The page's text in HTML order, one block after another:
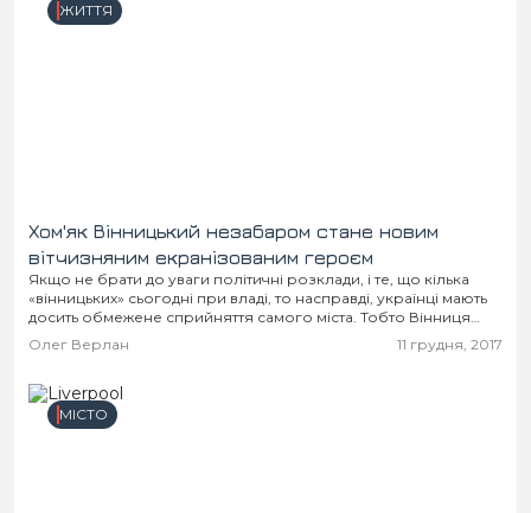
ЖИТТЯ
Хом'як Вінницький незабаром стане новим
вітчизняним екранізованим героєм
Якщо не брати до уваги політичні розклади, і те, що кілька
«вінницьких» сьогодні при владі, то насправді, українці мають
досить обмежене сприйняття самого міста. Тобто Вінниця
асоціюється лише з декількома...
Олег Верлан 11 грудня, 2017
МІСТО